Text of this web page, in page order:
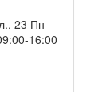
23 Пн-
16:00